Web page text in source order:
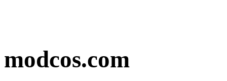
modcos.com